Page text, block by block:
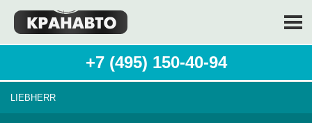
+7 (495) 150-40-94
LIEBHERR